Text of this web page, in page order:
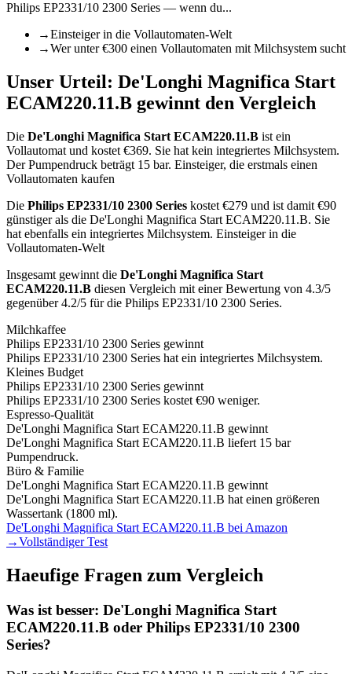
Philips EP2331/10 2300 Series — wenn du...
→Einsteiger in die Vollautomaten-Welt
→Wer unter €300 einen Vollautomaten mit Milchsystem sucht
Unser Urteil: De'Longhi Magnifica Start
ECAM220.11.B gewinnt den Vergleich
Die De'Longhi Magnifica Start ECAM220.11.B ist ein
Vollautomat und kostet €369. Sie hat kein integriertes Milchsystem.
Der Pumpendruck beträgt 15 bar. Einsteiger, die erstmals einen
Vollautomaten kaufen
Die Philips EP2331/10 2300 Series kostet €279 und ist damit €90
günstiger als die De'Longhi Magnifica Start ECAM220.11.B. Sie
hat ebenfalls ein integriertes Milchsystem. Einsteiger in die
Vollautomaten-Welt
Insgesamt gewinnt die De'Longhi Magnifica Start
ECAM220.11.B diesen Vergleich mit einer Bewertung von 4.3/5
gegenüber4.2/5 für die Philips EP2331/10 2300 Series.
Milchkaffee
Philips EP2331/10 2300 Series gewinnt
Philips EP2331/10 2300 Series hat ein integriertes Milchsystem.
Kleines Budget
Philips EP2331/10 2300 Series gewinnt
Philips EP2331/10 2300 Series kostet €90 weniger.
Espresso-Qualität
De'Longhi Magnifica Start ECAM220.11.B gewinnt
De'Longhi Magnifica Start ECAM220.11.B liefert 15 bar
Pumpendruck.
Büro & Familie
De'Longhi Magnifica Start ECAM220.11.B gewinnt
De'Longhi Magnifica Start ECAM220.11.B hat einen größeren
Wassertank (1800 ml).
De'Longhi Magnifica Start ECAM220.11.B bei Amazon
→Vollständiger Test
Haeufige Fragen zum Vergleich
Was ist besser: De'Longhi Magnifica Start
ECAM220.11.B oder Philips EP2331/10 2300
Series?